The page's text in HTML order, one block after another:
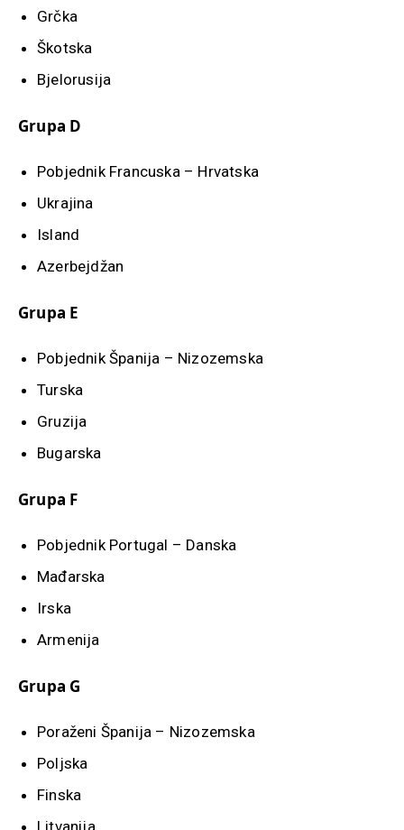
Grčka
Škotska
Bjelorusija
Grupa D
Pobjednik Francuska – Hrvatska
Ukrajina
Island
Azerbejdžan
Grupa E
Pobjednik Španija – Nizozemska
Turska
Gruzija
Bugarska
Grupa F
Pobjednik Portugal – Danska
Mađarska
Irska
Armenija
Grupa G
Poraženi Španija – Nizozemska
Poljska
Finska